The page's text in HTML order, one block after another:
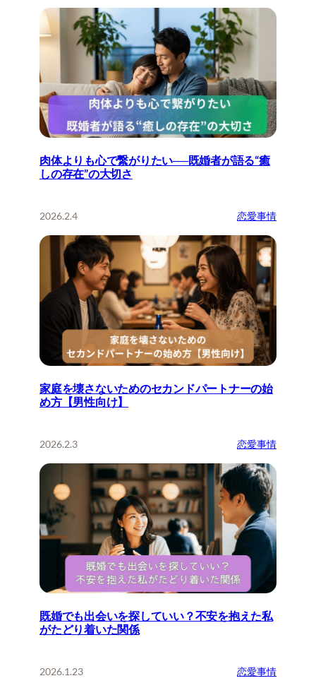
肉体よりも心で繋がりたい──既婚者が語る“癒
しの存在”の大切さ
2026.2.4 恋愛事情
家庭を壊さないためのセカンドパートナーの始
め方【男性向け】
2026.2.3 恋愛事情
既婚でも出会いを探していい？不安を抱えた私
がたどり着いた関係
2026.1.23 恋愛事情